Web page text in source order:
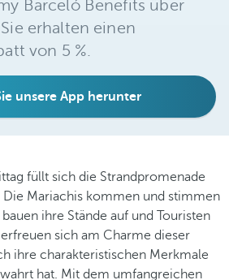
Barceló Benefits über
erhalten einen
von 5 %.
unsere App herunter
füllt sich die Strandpromenade
Mariachis kommen und stimmen
ihre Stände auf und Touristen
sich am Charme dieser
ihre charakteristischen Merkmale
hat. Mit dem umfangreichen